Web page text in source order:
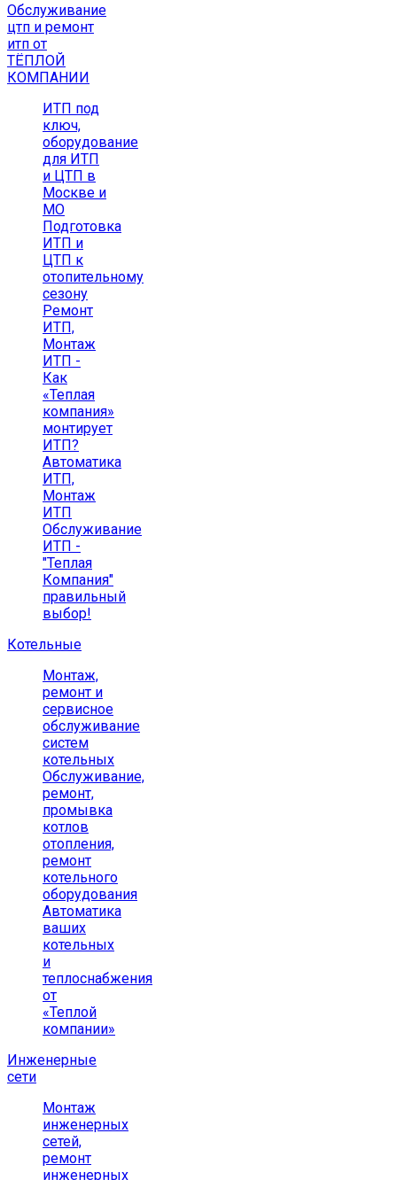
Обслуживание
цтп и ремонт
итп от
ТЁПЛОЙ
КОМПАНИИ
ИТП под
ключ,
оборудование
для ИТП
и ЦТП в
Москве и
МО
Подготовка
ИТП и
ЦТП к
отопительному
сезону
Ремонт
ИТП,
Монтаж
ИТП -
Как
«Теплая
компания»
монтирует
ИТП?
Автоматика
ИТП,
Монтаж
ИТП
Обслуживание
ИТП -
"Теплая
Компания"
правильный
выбор!
Котельные
Монтаж,
ремонт и
сервисное
обслуживание
систем
котельных
Обслуживание,
ремонт,
промывка
котлов
отопления,
ремонт
котельного
оборудования
Автоматика
ваших
котельных
и
теплоснабжения
от
«Теплой
компании»
Инженерные
сети
Монтаж
инженерных
сетей,
ремонт
инженерных